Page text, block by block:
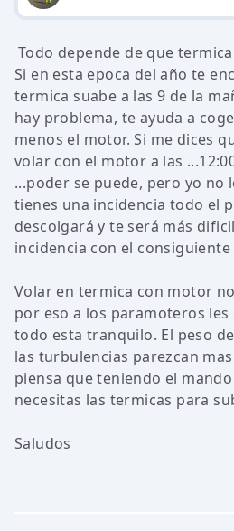
Todo depende de que
Si en esta epoca del año te
termica suabe a las 9 de la
hay problema, te ayuda a
menos el motor. Si me dices
volar con el motor a las
...poder se puede, pero yo no
tienes una incidencia todo el
descolgará y te será más
incidencia con el
Volar en termica con motor
por eso a los paramoteros
todo esta tranquilo. El peso
las turbulencias parezcan
piensa que teniendo el
necesitas las termicas para
Saludos